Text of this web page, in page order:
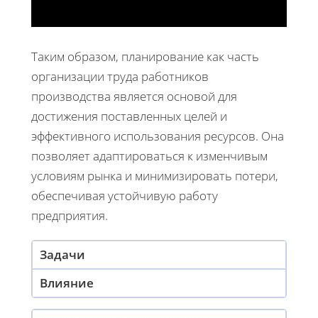
Таким образом, планирование как часть
организации труда работников
производства является основой для
достижения поставленных целей и
эффективного использования ресурсов. Она
позволяет адаптироваться к изменчивым
условиям рынка и минимизировать потери,
обеспечивая устойчивую работу
предприятия.
Задачи
Влияние